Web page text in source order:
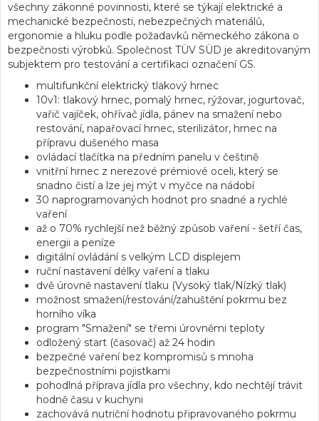
všechny zákonné povinnosti, které se týkají elektrické a
mechanické bezpečnosti, nebezpečných materiálů,
ergonomie a hluku podle požadavků německého zákona o
bezpečnosti výrobků. Společnost TÜV SÜD je akreditovaným
subjektem pro testování a certifikaci označení GS.
multifunkční elektrický tlakový hrnec
10v1: tlakový hrnec, pomalý hrnec, rýžovar, jogurtovač,
vařič vajíček, ohřívač jídla, pánev na smažení nebo
restování, napařovací hrnec, sterilizátor, hrnec na
přípravu dušeného masa
ovládací tlačítka na předním panelu v češtině
vnitřní hrnec z nerezové prémiové oceli, který se
snadno čistí a lze jej mýt v myčce na nádobí
30 naprogramovaných hodnot pro snadné a rychlé
vaření
až o 70% rychlejší než běžný způsob vaření - šetří čas,
energii a peníze
digitální ovládání s velkým LCD displejem
ruční nastavení délky vaření a tlaku
dvě úrovně nastavení tlaku (Vysoký tlak/Nízký tlak)
možnost smažení/restování/zahuštění pokrmu bez
horního víka
program "Smažení" se třemi úrovněmi teploty
odložený start (časovač) až 24 hodin
bezpečné vaření bez kompromisů s mnoha
bezpečnostními pojistkami
pohodlná příprava jídla pro všechny, kdo nechtějí trávit
hodně času v kuchyni
zachovává nutriční hodnotu připravovaného pokrmu